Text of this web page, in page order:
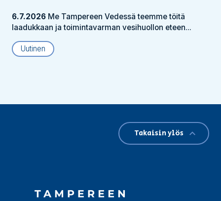
6.7.2026 Me Tampereen Vedessä teemme töitä
laadukkaan ja toimintavarman vesihuollon eteen...
Uutinen
Takaisin ylös